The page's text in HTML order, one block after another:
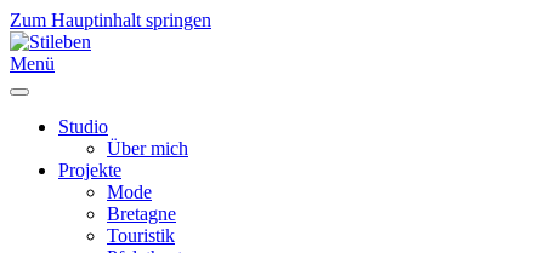
Zum Hauptinhalt springen
Menü
Studio
Über mich
Projekte
Mode
Bretagne
Touristik